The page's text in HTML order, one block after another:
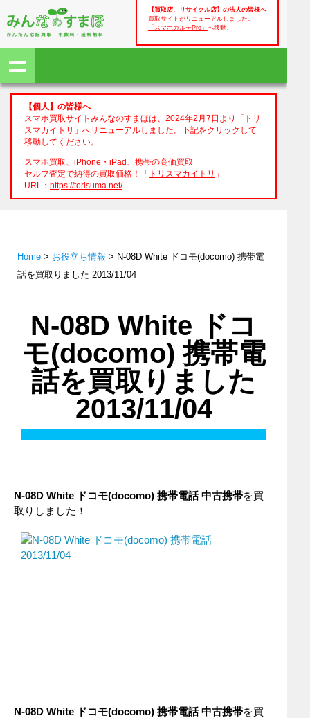
【買取店、リサイクル店】の法人の皆様へ
買取サイトがリニューアルしました。
「スマホカルテPro」 へ移動。
【個人】の皆様へ
スマホ買取サイトみんなのすまほは、2024年2月7日より「トリ
スマカイトリ」へリニューアルしました。下記をクリックして
移動してください。
スマホ買取、iPhone・iPad、携帯の高価買取
セルフ査定で納得の買取価格！「 トリスマカイトリ 」
URL： https://torisuma.net/
Home > お役立ち情報 > N-08D White ドコモ(docomo) 携帯電
話を買取りました 2013/11/04
N-08D White ドコ
モ(docomo) 携帯電
話を買取りました
2013/11/04
N-08D White ドコモ(docomo) 携帯電話中古携帯を買
取りしました！
N-08D White ドコモ(docomo) 携帯電話中古携帯を買